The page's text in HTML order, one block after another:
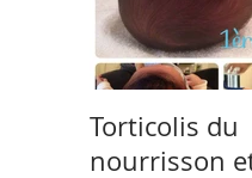
Torticolis du
nourrisson